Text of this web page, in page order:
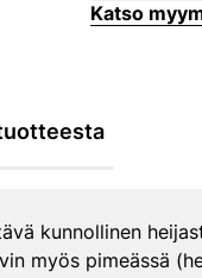
Katso
kunnollinen
myös pimeässä